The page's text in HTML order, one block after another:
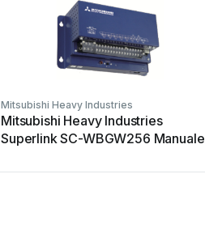
Mitsubishi Heavy Industries
Mitsubishi Heavy Industries
Superlink SC-WBGW256 Manuale